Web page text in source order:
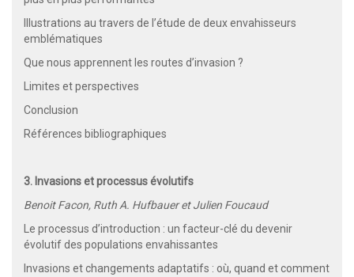
Illustrations au travers de l’étude de deux envahisseurs
emblématiques
Que nous apprennent les routes d’invasion ?
Limites et perspectives
Conclusion
Références bibliographiques
3. Invasions et processus évolutifs
Benoit Facon, Ruth A. Hufbauer et Julien Foucaud
Le processus d’introduction : un facteur-clé du devenir
évolutif des populations envahissantes
Invasions et changements adaptatifs : où, quand et comment